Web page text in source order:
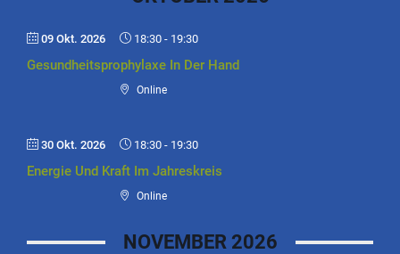
09 Okt. 2026 18:30 - 19:30
Gesundheitsprophylaxe In Der Hand
Online
30 Okt. 2026 18:30 - 19:30
Energie Und Kraft Im Jahreskreis
Online
NOVEMBER 2026